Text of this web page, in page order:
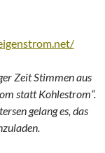
Zeit Stimmen aus
statt Kohlestrom“.
gelang es, das